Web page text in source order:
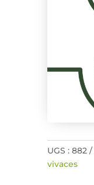
UGS : 882
vivaces